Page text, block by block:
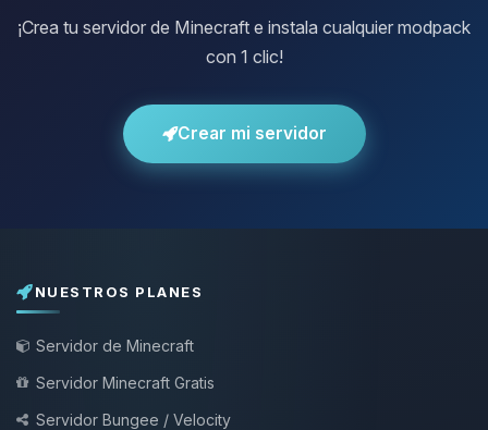
¡Crea tu servidor de Minecraft e instala cualquier modpack
con 1 clic!
Crear mi servidor
NUESTROS PLANES
Servidor de Minecraft
Servidor Minecraft Gratis
Servidor Bungee / Velocity